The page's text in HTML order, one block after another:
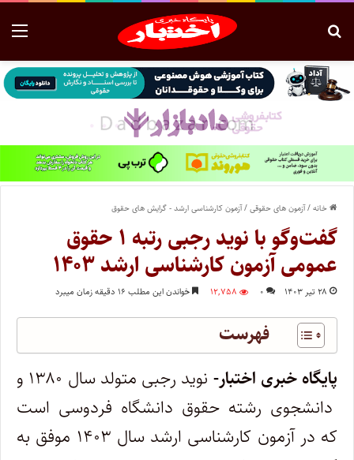
خانه/آزمون های حقوقی/آزمون کارشناسی ارشد - گرایش های حقوق
گفت‌وگو با نوید رجبی رتبه ۱ حقوق
عمومی آزمون کارشناسی ارشد ۱۴۰۳
۲۸ تیر ۱۴۰۳ ۰ ۱۲,۷۵۸ خواندن این مطلب ۱۶ دقیقه زمان میبرد
فهرست
پایگاه خبری اختبار-
نوید رجبی متولد سال ۱۳۸۰ و
دانشجوی رشته حقوق دانشگاه فردوسی است
که در آزمون کارشناسی ارشد سال ۱۴۰۳ موفق به